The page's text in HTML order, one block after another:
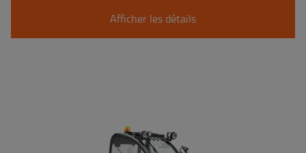
Afficher les détails